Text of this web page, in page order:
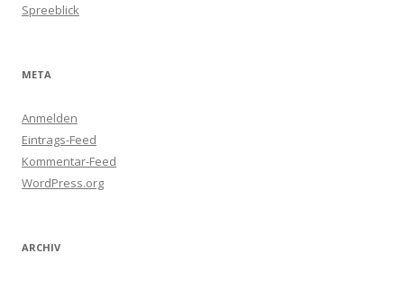
Spreeblick
META
Anmelden
Eintrags-Feed
Kommentar-Feed
WordPress.org
ARCHIV